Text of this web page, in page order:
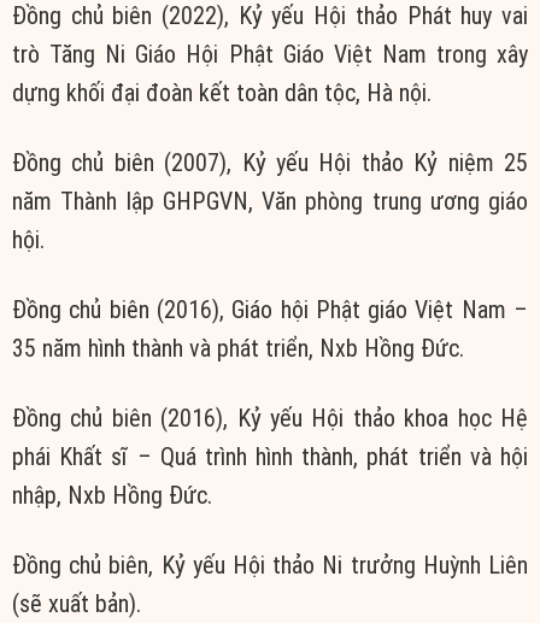
Đồng chủ biên (2022), Kỷ yếu Hội thảo Phát huy vai
trò Tăng Ni Giáo Hội Phật Giáo Việt Nam trong xây
dựng khối đại đoàn kết toàn dân tộc, Hà nội.
Đồng chủ biên (2007), Kỷ yếu Hội thảo Kỷ niệm 25
năm Thành lập GHPGVN, Văn phòng trung ương giáo
hội.
Đồng chủ biên (2016), Giáo hội Phật giáo Việt Nam –
35 năm hình thành và phát triển, Nxb Hồng Đức.
Đồng chủ biên (2016), Kỷ yếu Hội thảo khoa học Hệ
phái Khất sĩ – Quá trình hình thành, phát triển và hội
nhập, Nxb Hồng Đức.
Đồng chủ biên, Kỷ yếu Hội thảo Ni trưởng Huỳnh Liên
(sẽ xuất bản).